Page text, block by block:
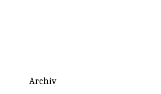
Archiv